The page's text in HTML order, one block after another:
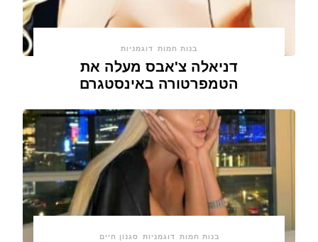
בנות חמות דוגמניות
דניאלה צ'אבס מעלה את
הטמפרטורה באינסטגרם
בנות חמות דוגמניות סגנון חיים